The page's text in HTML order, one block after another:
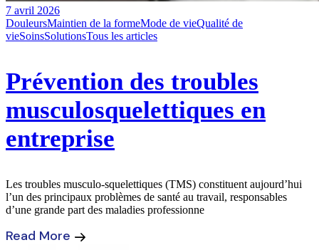
7 avril 2026
DouleursMaintien de la formeMode de vieQualité de
vieSoinsSolutionsTous les articles
Prévention des troubles
musculosquelettiques en
entreprise
Les troubles musculo-squelettiques (TMS) constituent aujourd’hui
l’un des principaux problèmes de santé au travail, responsables
d’une grande part des maladies professionne
Read More